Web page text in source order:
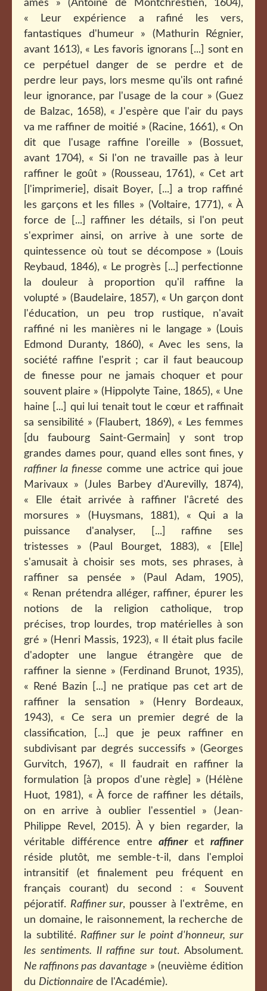
ames » (Antoine de Montchrestien, 1604),
« Leur expérience a rafiné les vers,
fantastiques d'humeur » (Mathurin Régnier,
avant 1613), « Les favoris ignorans [...] sont en
ce perpétuel danger de se perdre et de
perdre leur pays, lors mesme qu'ils ont rafiné
leur ignorance, par l'usage de la cour » (Guez
de Balzac, 1658), « J'espère que l'air du pays
va me raffiner de moitié » (Racine, 1661), « On
dit que l'usage raffine l'oreille » (Bossuet,
avant 1704), « Si l'on ne travaille pas à leur
raffiner le goût » (Rousseau, 1761), « Cet art
[l'imprimerie], disait Boyer, [...] a trop raffiné
les garçons et les filles » (Voltaire, 1771), « À
force de [...] raffiner les détails, si l'on peut
s'exprimer ainsi, on arrive à une sorte de
quintessence où tout se décompose » (Louis
Reybaud, 1846), « Le progrès [...] perfectionne
la douleur à proportion qu'il raffine la
volupté » (Baudelaire, 1857), « Un garçon dont
l'éducation, un peu trop rustique, n'avait
raffiné ni les manières ni le langage » (Louis
Edmond Duranty, 1860), « Avec les sens, la
société raffine l'esprit ; car il faut beaucoup
de finesse pour ne jamais choquer et pour
souvent plaire » (Hippolyte Taine, 1865), « Une
haine [...] qui lui tenait tout le cœur et raffinait
sa sensibilité » (Flaubert, 1869), « Les femmes
[du faubourg Saint-Germain] y sont trop
grandes dames pour, quand elles sont fines, y
raffiner la finesse comme une actrice qui joue
Marivaux » (Jules Barbey d'Aurevilly, 1874),
« Elle était arrivée à raffiner l'âcreté des
morsures » (Huysmans, 1881), « Qui a la
puissance d'analyser, [...] raffine ses
tristesses » (Paul Bourget, 1883), « [Elle]
s'amusait à choisir ses mots, ses phrases, à
raffiner sa pensée » (Paul Adam, 1905),
« Renan prétendra alléger, raffiner, épurer les
notions de la religion catholique, trop
précises, trop lourdes, trop matérielles à son
gré » (Henri Massis, 1923), « Il était plus facile
d'adopter une langue étrangère que de
raffiner la sienne » (Ferdinand Brunot, 1935),
« René Bazin [...] ne pratique pas cet art de
raffiner la sensation » (Henry Bordeaux,
1943), « Ce sera un premier degré de la
classification, [...] que je peux raffiner en
subdivisant par degrés successifs » (Georges
Gurvitch, 1967), « Il faudrait en raffiner la
formulation [à propos d'une règle] » (Hélène
Huot, 1981), « À force de raffiner les détails,
on en arrive à oublier l'essentiel » (Jean-
Philippe Revel, 2015). À y bien regarder, la
véritable différence entreaffineretraffiner
réside plutôt, me semble-t-il, dans l'emploi
intransitif (et finalement peu fréquent en
français courant) du second : « Souvent
péjoratif. Raffiner sur, pousser à l'extrême, en
un domaine, le raisonnement, la recherche de
la subtilité. Raffiner sur le point d'honneur, sur
les sentiments. Il raffine sur tout. Absolument.
Ne raffinons pas davantage » (neuvième édition
du Dictionnaire de l'Académie).